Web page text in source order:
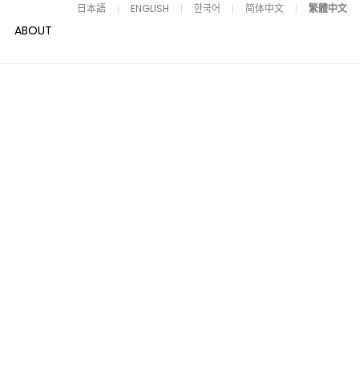
ABOUT
ENGLISH
日本語 한국어 简体中文 繁體中文